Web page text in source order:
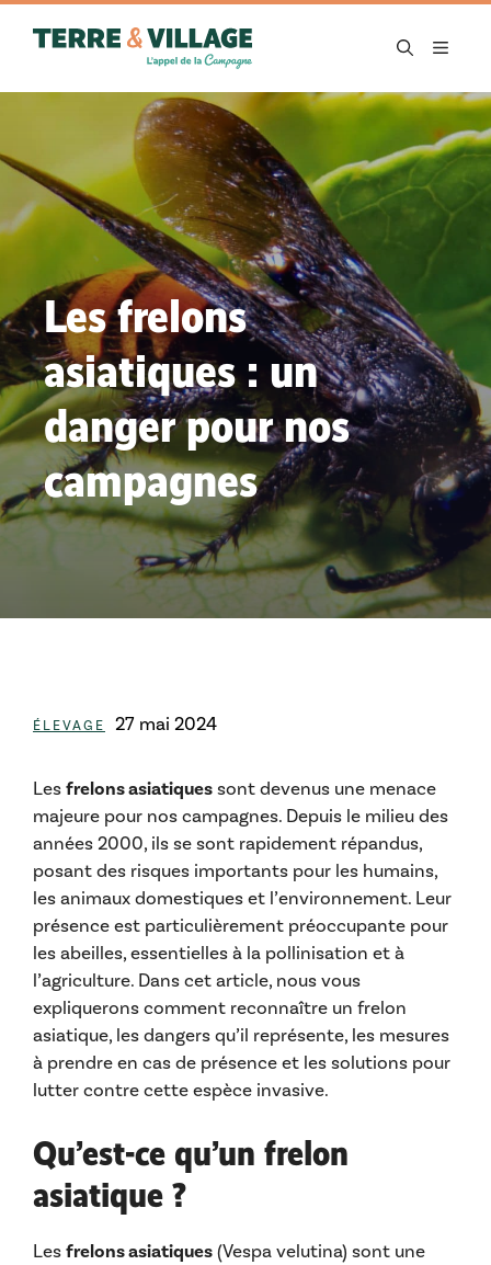
MENU
Les frelons
asiatiques : un
danger pour nos
campagnes
Catégories
ÉLEVAGE 27 mai 2024
Les frelons asiatiques sont devenus une menace
majeure pour nos campagnes. Depuis le milieu des
années 2000, ils se sont rapidement répandus,
posant des risques importants pour les humains,
les animaux domestiques et l’environnement. Leur
présence est particulièrement préoccupante pour
les abeilles, essentielles à la pollinisation et à
l’agriculture. Dans cet article, nous vous
expliquerons comment reconnaître un frelon
asiatique, les dangers qu’il représente, les mesures
à prendre en cas de présence et les solutions pour
lutter contre cette espèce invasive.
Qu’est-ce qu’un frelon
asiatique ?
Les frelons asiatiques (Vespa velutina) sont une